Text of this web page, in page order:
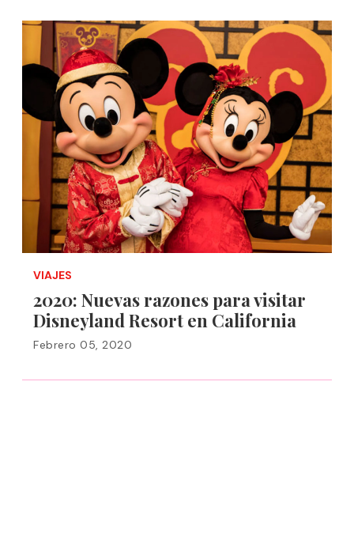
VIAJES
2020: Nuevas razones para visitar
Disneyland Resort en California
Febrero 05, 2020